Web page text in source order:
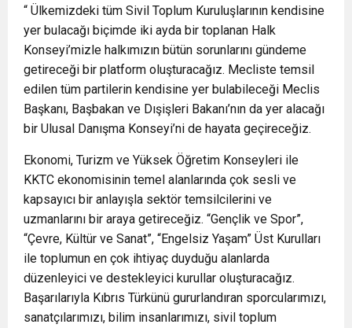
“ Ülkemizdeki tüm Sivil Toplum Kuruluşlarının kendisine
yer bulacağı biçimde iki ayda bir toplanan Halk
Konseyi’mizle halkımızın bütün sorunlarını gündeme
getireceği bir platform oluşturacağız. Mecliste temsil
edilen tüm partilerin kendisine yer bulabileceği Meclis
Başkanı, Başbakan ve Dışişleri Bakanı’nın da yer alacağı
bir Ulusal Danışma Konseyi’ni de hayata geçireceğiz.
Ekonomi, Turizm ve Yüksek Öğretim Konseyleri ile
KKTC ekonomisinin temel alanlarında çok sesli ve
kapsayıcı bir anlayışla sektör temsilcilerini ve
uzmanlarını bir araya getireceğiz. “Gençlik ve Spor”,
“Çevre, Kültür ve Sanat”, “Engelsiz Yaşam” Üst Kurulları
ile toplumun en çok ihtiyaç duyduğu alanlarda
düzenleyici ve destekleyici kurullar oluşturacağız.
Başarılarıyla Kıbrıs Türkünü gururlandıran sporcularımızı,
sanatçılarımızı, bilim insanlarımızı, sivil toplum